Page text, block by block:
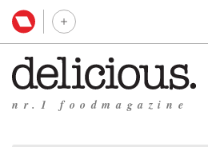
nr.1 foodmagazine